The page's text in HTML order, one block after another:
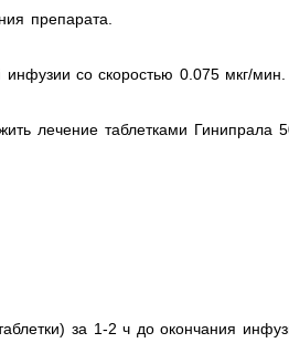
препарата.
со скоростью 0.075 мкг/мин.
лечение таблетками Гинипрала
за 1-2 ч до окончания